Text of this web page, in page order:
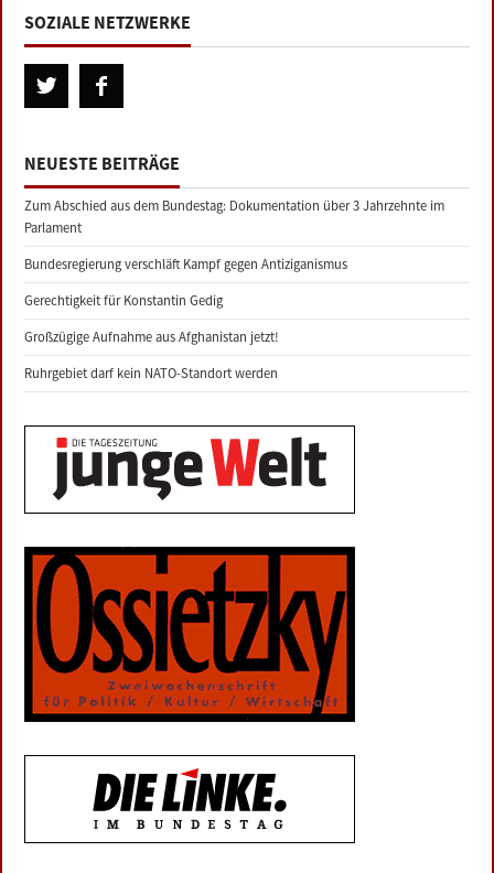
SOZIALE NETZWERKE
NEUESTE BEITRÄGE
Zum Abschied aus dem Bundestag: Dokumentation über 3 Jahrzehnte im
Parlament
Bundesregierung verschläft Kampf gegen Antiziganismus
Gerechtigkeit für Konstantin Gedig
Großzügige Aufnahme aus Afghanistan jetzt!
Ruhrgebiet darf kein NATO-Standort werden